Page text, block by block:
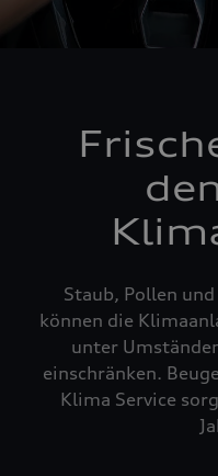
Staub, Pollen
können die
unter
einschränken.
Klima Service